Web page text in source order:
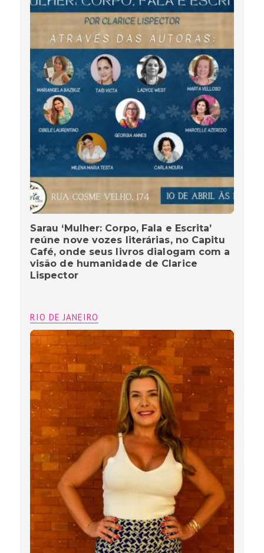
Sarau ‘Mulher: Corpo, Fala e Escrita’
reúne nove vozes literárias, no Capitu
Café, onde seus livros dialogam com a
visão de humanidade de Clarice
Lispector
RIO DE JANEIRO